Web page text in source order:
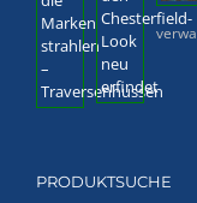
PRODUKTSUCHE